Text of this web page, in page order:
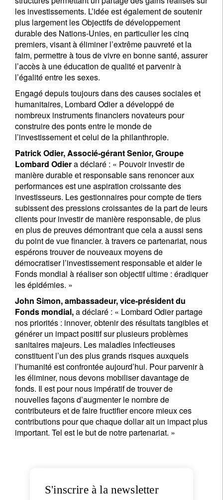
les investissements. L’idée est également de soutenir
plus largement les Objectifs de développement
durable des Nations-Unies, en particulier les cinq
premiers, visant à éliminer l’extrême pauvreté et la
faim, permettre à tous de vivre en bonne santé, assurer
l’accès à une éducation de qualité et parvenir à
l’égalité entre les sexes.
Engagé depuis toujours dans des causes sociales et
humanitaires, Lombard Odier a développé de
nombreux instruments financiers novateurs pour
construire des ponts entre le monde de
l’investissement et celui de la philanthropie.
Patrick Odier, Associé-gérant Senior, Groupe
Lombard Odiera déclaré : « Pouvoir investir de
manière durable et responsable sans renoncer aux
performances est une aspiration croissante des
investisseurs. Les gestionnaires pour compte de tiers
subissent des pressions croissantes de la part de leurs
clients pour investir de manière responsable, de plus
en plus de preuves démontrant que cela a aussi sens
du point de vue financier. à travers ce partenariat, nous
espérons trouver de nouveaux moyens de
démocratiser l’investissement responsable et aider le
Fonds mondial à réaliser son objectif ultime : éradiquer
les épidémies. »
John Simon, ambassadeur, vice-président du
Fonds mondial,a déclaré : « Lombard Odier partage
nos priorités : innover, obtenir des résultats tangibles et
générer un impact positif sur plusieurs problèmes
sanitaires majeurs. Les maladies infectieuses
constituent l’un des plus grands risques auxquels
l’humanité est confrontée aujourd’hui. Pour parvenir à
les éliminer, nous devons mobiliser davantage de
fonds. Il est pour nous impératif de trouver de
nouvelles façons d’augmenter le nombre de
contributeurs et de faire fructifier encore mieux ces
contributions pour que chaque dollar ait un impact plus
important. Tel est le but de notre partenariat. »
S'inscrire à la newsletter